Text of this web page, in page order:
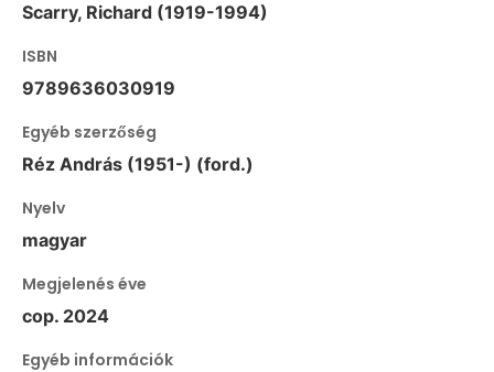
Scarry, Richard (1919-1994)
ISBN
9789636030919
Egyéb szerzőség
Réz András (1951-) (ford.)
Nyelv
magyar
Megjelenés éve
cop. 2024
Egyéb információk